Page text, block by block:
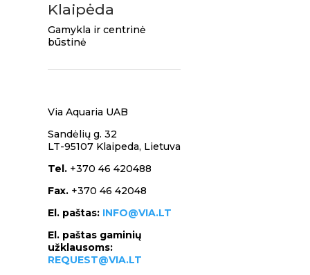
Klaipėda
Gamykla ir centrinė
būstinė
Via Aquaria UAB
Sandėlių g. 32
LT-95107 Klaipeda, Lietuva
Tel. +370 46 420488
Fax.+370 46 42048
El. paštas: INFO@VIA.LT
El. paštas gaminių
užklausoms:
REQUEST@VIA.LT